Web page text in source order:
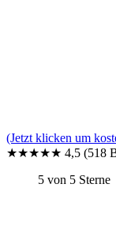
(Jetzt klicken um
★★★★★ 4,5 (518
5 von 5 Sterne